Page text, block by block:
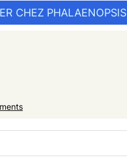
CHEZ PHALAENOPSIS